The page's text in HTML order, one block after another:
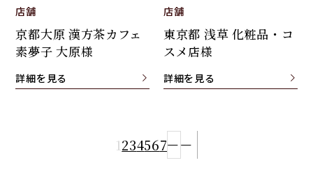
京都大原 漢方茶カフェ
素夢子 大原様
店舗
詳細を見る
東京都 浅草 化粧品・コ
スメ店様
店舗
詳細を見る
1234567